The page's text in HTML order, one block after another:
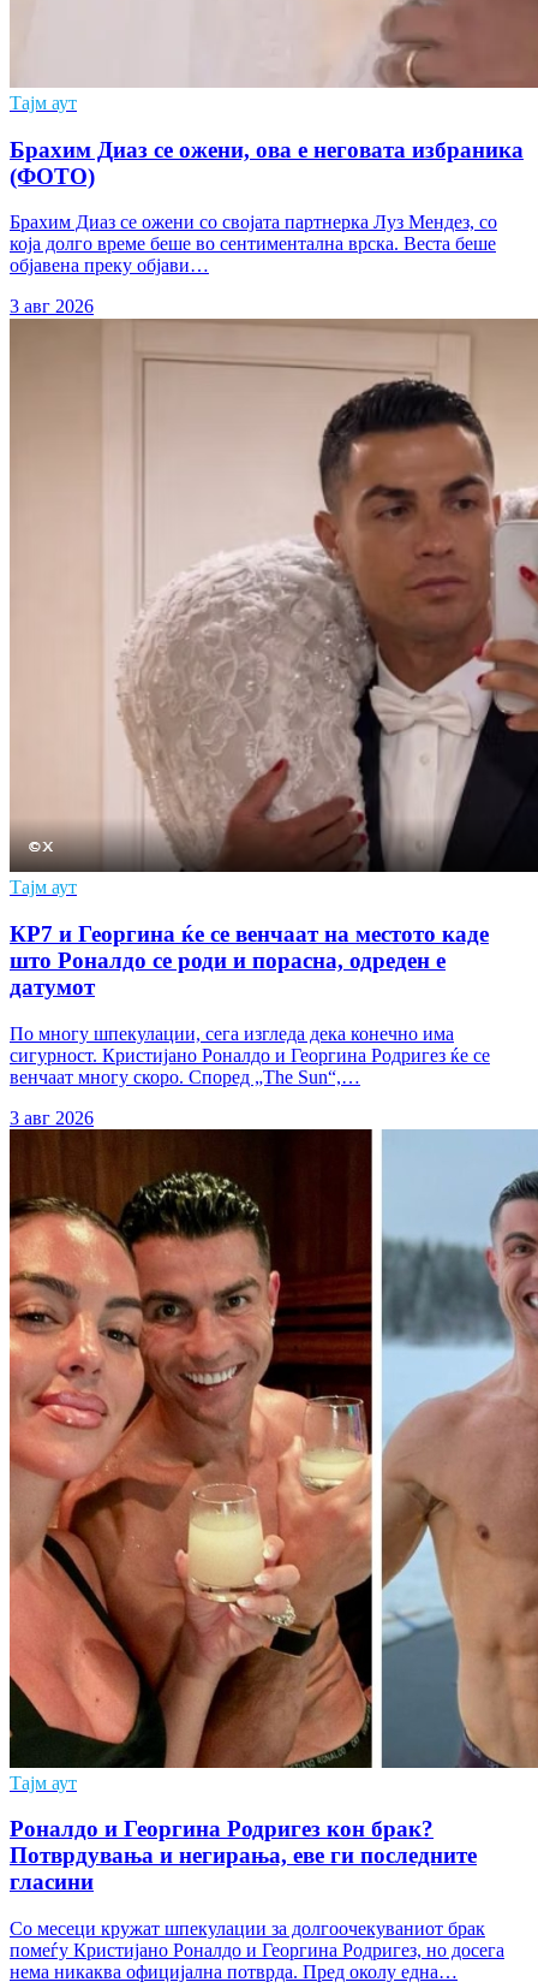
Тајм аут
Брахим Диаз се ожени, ова е неговата избраника
(ФОТО)
Брахим Диаз се ожени со својата партнерка Луз Мендез, со
која долго време беше во сентиментална врска. Веста беше
објавена преку објави…
3 авг 2026
Тајм аут
КР7 и Георгина ќе се венчаат на местото каде
што Роналдо се роди и порасна, одреден е
датумот
По многу шпекулации, сега изгледа дека конечно има
сигурност. Кристијано Роналдо и Георгина Родригез ќе се
венчаат многу скоро. Според „The Sun“,…
3 авг 2026
Тајм аут
Роналдо и Георгина Родригез кон брак?
Потврдувања и негирања, еве ги последните
гласини
Со месеци кружат шпекулации за долгоочекуваниот брак
помеѓу Кристијано Роналдо и Георгина Родригез, но досега
нема никаква официјална потврда. Пред околу една…